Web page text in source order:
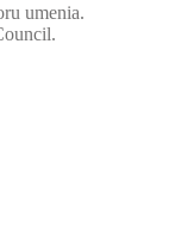
umenia.